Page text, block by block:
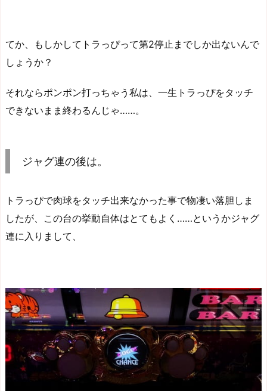
てか、もしかしてトラっぴって第2停止までしか出ないんで
しょうか？
それならポンポン打っちゃう私は、一生トラっぴをタッチ
できないまま終わるんじゃ……。
ジャグ連の後は。
トラっぴで肉球をタッチ出来なかった事で物凄い落胆しま
したが、この台の挙動自体はとてもよく……というかジャグ
連に入りまして、